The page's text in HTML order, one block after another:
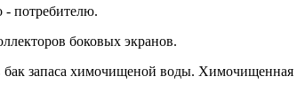
- потребителю.
боковых экранов.
запаса химочищеной воды. Химочищенная